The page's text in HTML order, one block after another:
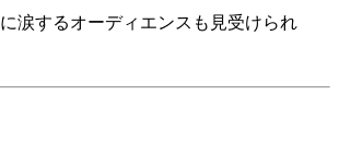
涙するオーディエンスも見受けられ